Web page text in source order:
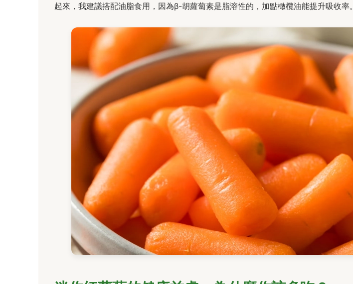
起來，我建議搭配油脂食用，因為β-胡蘿蔔素是脂溶性的，加點橄欖油能提升吸收率。